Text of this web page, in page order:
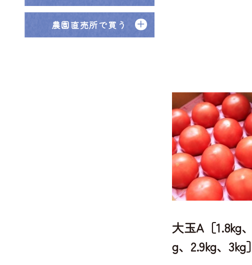
大玉A［1.8kg
g、2.9kg、3kg］
農園直売所で買う